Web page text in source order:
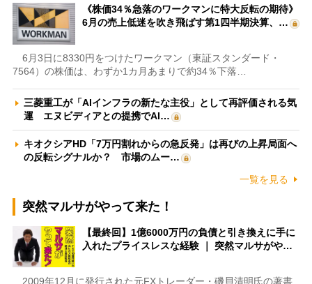
《株価34％急落のワークマンに特大反転の期待》
6月の売上低迷を吹き飛ばす第1四半期決算、…
6月3日に8330円をつけたワークマン（東証スタンダード・
7564）の株価は、わずか1カ月あまりで約34％下落…
三菱重工が「AIインフラの新たな主役」として再評価される気
運 エヌビディアとの提携でAI…
キオクシアHD「7万円割れからの急反発」は再びの上昇局面へ
の反転シグナルか？ 市場のムー…
一覧を見る
突然マルサがやって来た！
【最終回】1億6000万円の負債と引き換えに手に
入れたプライスレスな経験 ｜ 突然マルサがや…
2009年12月に発行された元FXトレーダー・磯貝清明氏の著書